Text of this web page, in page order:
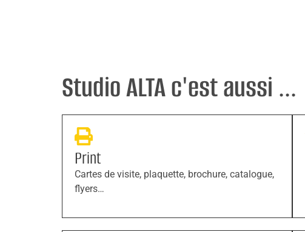
Studio ALTA c'est aussi ...
Print
Cartes de visite, plaquette, brochure, catalogue,
flyers…